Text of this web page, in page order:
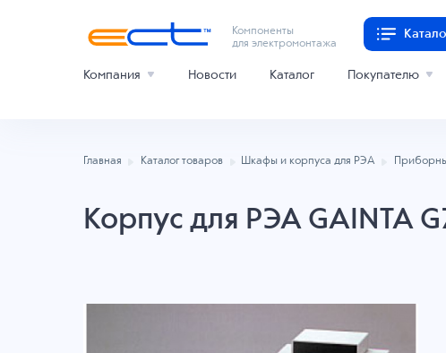
Компоненты
для электромонтажа
Компания Новости Каталог Покупателю
Главная Каталог товаров Шкафы и корпуса для РЭА
Корпус для РЭА GAINTA